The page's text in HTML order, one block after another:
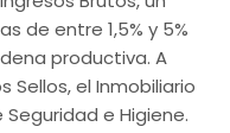
de entre 1,5% y 5%
productiva. A
Sellos, el Inmobiliario
e Higiene.